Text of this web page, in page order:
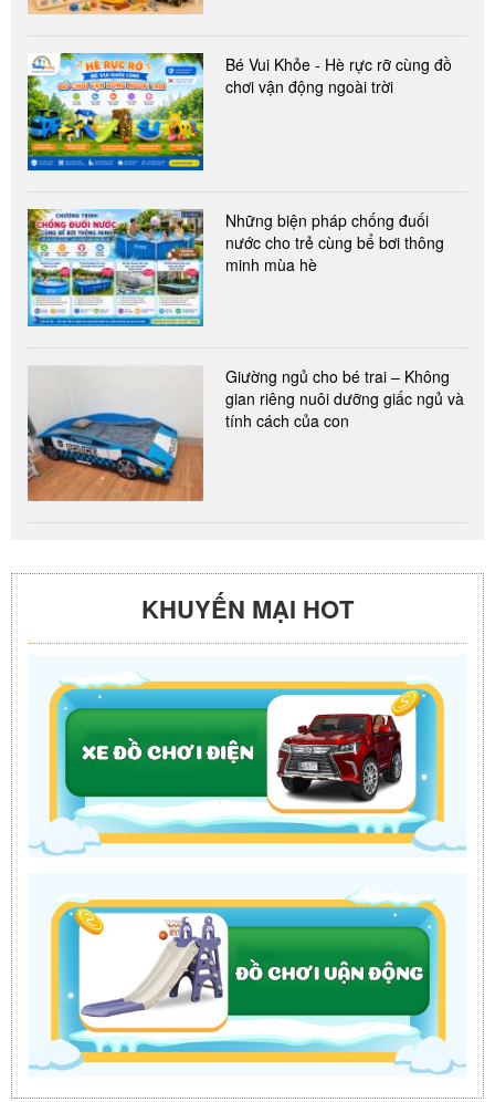
Bé Vui Khỏe - Hè rực rỡ cùng đồ
chơi vận động ngoài trời
Những biện pháp chống đuối
nước cho trẻ cùng bể bơi thông
minh mùa hè
Giường ngủ cho bé trai – Không
gian riêng nuôi dưỡng giấc ngủ và
tính cách của con
KHUYẾN MẠI HOT